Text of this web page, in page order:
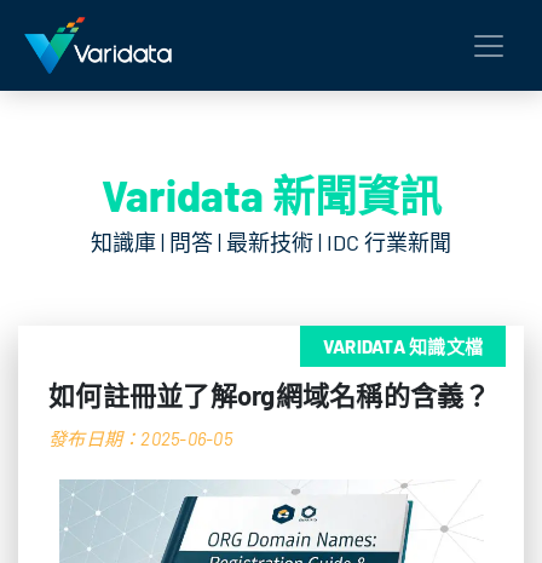
Varidata 新聞資訊
知識庫 | 問答 | 最新技術 | IDC 行業新聞
VARIDATA 知識文檔
如何註冊並了解org網域名稱的含義？
發布日期：2025-06-05